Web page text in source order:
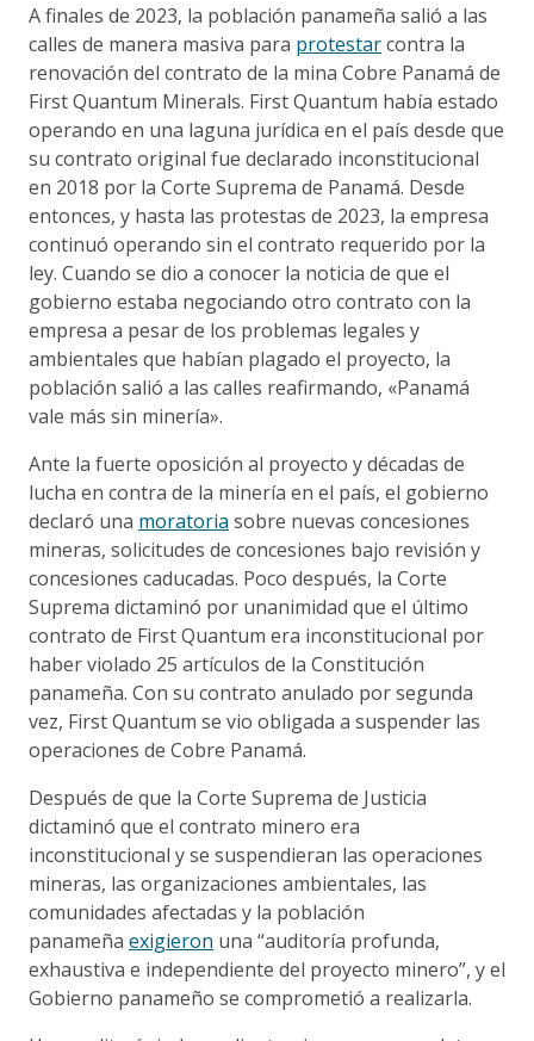
A finales de 2023, la población panameña salió a las
calles de manera masiva para protestarcontra la
renovación del contrato de la mina Cobre Panamá de
First Quantum Minerals. First Quantum había estado
operando en una laguna jurídica en el país desde que
su contrato original fue declarado inconstitucional
en 2018 por la Corte Suprema de Panamá. Desde
entonces, y hasta las protestas de 2023, la empresa
continuó operando sin el contrato requerido por la
ley. Cuando se dio a conocer la noticia de que el
gobierno estaba negociando otro contrato con la
empresa a pesar de los problemas legales y
ambientales que habían plagado el proyecto, la
población salió a las calles reafirmando, «Panamá
vale más sin minería».
Ante la fuerte oposición al proyecto y décadas de
lucha en contra de la minería en el país, el gobierno
declaró una moratoria sobre nuevas concesiones
mineras, solicitudes de concesiones bajo revisión y
concesiones caducadas. Poco después, la Corte
Suprema dictaminó por unanimidad que el último
contrato de First Quantum era inconstitucional por
haber violado 25 artículos de la Constitución
panameña. Con su contrato anulado por segunda
vez, First Quantum se vio obligada a suspender las
operaciones de Cobre Panamá.
Después de que la Corte Suprema de Justicia
dictaminó que el contrato minero era
inconstitucional y se suspendieran las operaciones
mineras, las organizaciones ambientales, las
comunidades afectadas y la población
panameña exigieron una “auditoría profunda,
exhaustiva e independiente del proyecto minero”, y el
Gobierno panameño se comprometió a realizarla.